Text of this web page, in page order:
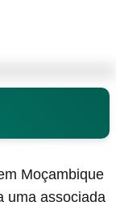
Moçambique
uma associada